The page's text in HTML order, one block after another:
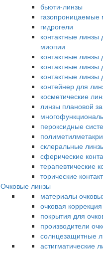
бьюти-линзы
газопроницаемые
гидрогели
контактные линзы
миопии
контактные линзы
контактные линзы
контактные линзы
контейнер для
косметические
линзы плановой
пероксидные
склеральные
сферические
терапевтические
торические
Очковые линзы
материалы
очковая
покрытия для
производители
солнцезащитные
астигматические